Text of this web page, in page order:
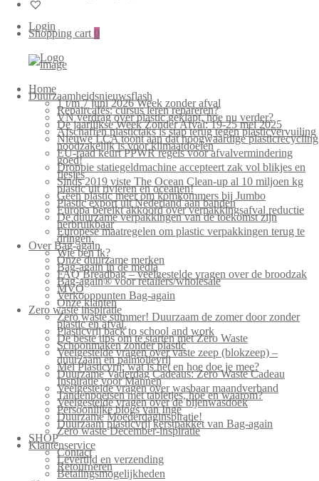
Login
Shopping cart 0
Home
Duurzaamheidsnieuwsflash
1 t/m 7 juni 2026 Week zonder afval
Repaircafés: cursus leren repareren?
VN verdrag over plastic geklapt, hoe nu verder?
De jaarlijkse Week Zonder Afval: 19-25 mei 2025
Afschaffen plastictaks is stap terug tegen plasticvervuiling
Nieuwe LCA toont aan dat hoogwaardige plasticrecycling
noodzakelijk is voor klimaatdoelen
EU-raad keurt PPWR regels voor afvalvermindering
goed!
Droppie statiegeldmachine accepteert zak vol blikjes en
flesjes
Sinds 2019 viste The Ocean Clean-up al 10 miljoen kg
plastic uit rivieren en oceanen!
Geen plastic meer om komkommers bij Jumbo
Plastic export uit Nederland aan banden
Europa bereikt akkoord over verpakkingsafval reductie
De duurzame verpakkingen van de toekomst zijn
herbruikbaar
Europese maatregelen om plastic verpakkingen terug te
dringen.
Over Bag-again
Wie ben ik?
Onze duurzame merken
Bag-again in de media
FAQ Breadbag – veelgestelde vragen over de broodzak
Bag-again® voor retailers/wholesale
MVO
Verkooppunten Bag-again
Onze klanten
Zero waste inspiratie
Zero waste summer! Duurzaam de zomer door zonder
plastic en afval.
Plasticvrij back to school and work
De beste tips om te starten met Zero Waste
Schoonmaken zonder plastic
Veelgestelde vragen over vaste zeep (blokzeep) –
duurzaam en palmolievrij
Mei Plasticvrij: wat is het en hoe doe je mee?
Duurzame Vaderdag Cadeaus: Zero Waste Cadeau
Inspiratie voor Mannen
Veelgestelde vragen over wasbaar maandverband
Tandenpoetsen met tabletjes, hoe en waarom?
Veelgestelde vragen over de bijenwasdoek
Persoonlijke blogs van Inge
Duurzame Moederdaginspiratie!
Duurzaam plasticvrij kerstpakket van Bag-again
Zero waste December-inspiratie
SHOP
Klantenservice
Contact
Levertijd en verzending
Retourneren
Betalingsmogelijkheden